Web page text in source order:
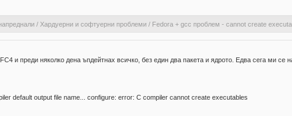
/ Хардуерни и софтуерни проблеми / Fedora + gcc проблем - cannot create
и преди няколко дена ъпдейтнах всичко, без един два пакета и ядрото. Едва сега ми
default output file name... configure: error: C compiler cannot create executables